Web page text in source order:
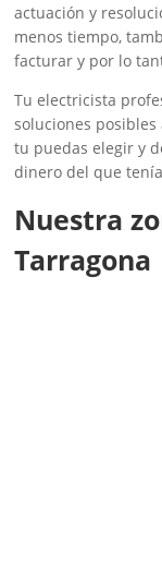
actuación y
menos tiempo,
facturar y por lo
Tu electricista
soluciones
tu puedas elegir y
dinero del que
Nuestra
Tarragona